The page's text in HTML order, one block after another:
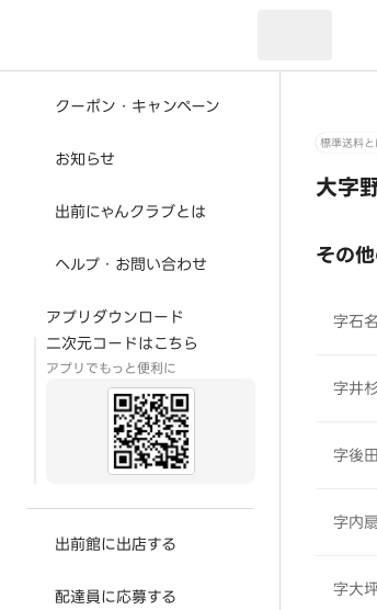
クーポン・キャンペーン
お知らせ
出前にゃんクラブとは
ヘルプ・お問い合わせ
アプリダウンロード
二次元コードはこちら
アプリでもっと便利に
出前館に出店する
配達員に応募する
標準送料と
大字
その
字石
字井
字後田
字内
字大